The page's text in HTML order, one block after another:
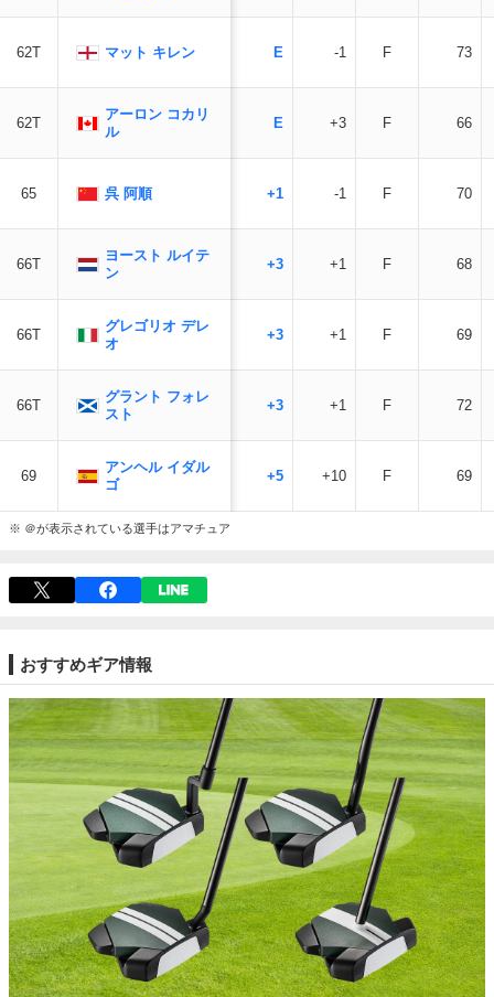
62T マット キレン
62T
アーロン コカリ
ル
65 呉 阿順
66T
ヨースト ルイテ
ン
66T
グレゴリオ デレ
オ
66T
グラント フォレ
スト
69
アンヘル イダル
ゴ
E -1 F 73
E +3 F 66
+1 -1 F 70
+3 +1 F 68
+3 +1 F 69
+3 +1 F 72
+5 +10 F 69
※ ＠が表示されている選手はアマチュア
おすすめギア情報